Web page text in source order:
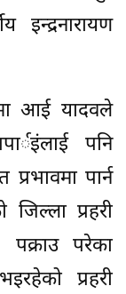
इन्द्रनारायण
आई यादवले
पनि
पार्न
प्रहरी
परेका
प्रहरी